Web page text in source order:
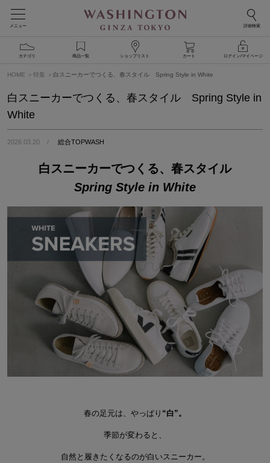
メニュー 詳細検索
カテゴリ 商品一覧 ショップリスト カート ログイン/マイページ
HOME 特集 白スニーカーでつくる、春スタイル Spring Style in White
白スニーカーでつくる、春スタイル Spring Style in
White
2026.03.20 総合TOPWASH
白スニーカーでつくる、春スタイル
Spring Style in White
春の足元は、やっぱり “白”。
季節が変わると、
自然と履きたくなるのが白いスニーカー。